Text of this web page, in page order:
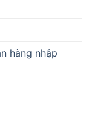
hàng nhập